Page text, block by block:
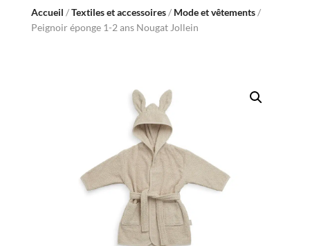
Accueil /Textiles et accessoires/ Mode et vêtements/
Peignoir éponge 1-2 ans Nougat Jollein